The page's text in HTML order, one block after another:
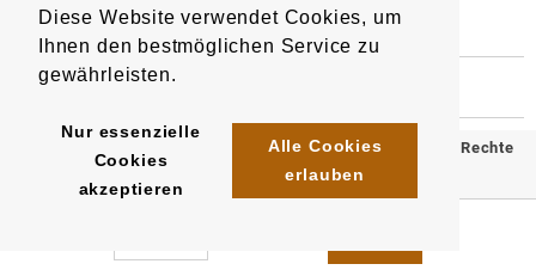
Diese Website verwendet Cookies, um
Ihnen den bestmöglichen Service zu
gewährleisten.
Nur essenzielle
Cookies
akzeptieren
Alle Cookies
erlauben
mit Mesh Coil Technologie für intensiveren
Geschmack und mehr Puffs.
Kompatibel mit Elfa-Basisgerät
Geschmack: reife Wassermelone und erfrischende
WEITERE INFORMATIONEN
Artikel: 9125 EAN/Stück : 4262510824835
EAN/Gebinde10:
HERSTELLER
187 Strassenbande Pod
Waternelom
Hersteller
Dreifelderstr. 15
© 2025 Klömpkes Heinrich Inh. Marion Winkels e.K. Alle Rechte
vorbehalten.